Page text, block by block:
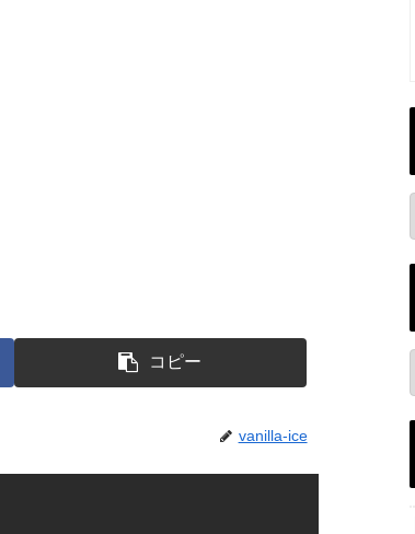
コピー
vanilla-ice